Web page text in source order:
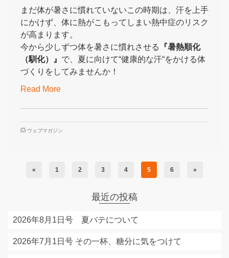
まだ体が暑さに慣れていないこの時期は、汗を上手
にかけず、体に熱がこもってしまい熱中症のリスク
が高まります。
今から少しずつ体を暑さに慣れさせる
『暑熱順化
（馴化）』 で、夏に向けて“健康的な汗“をかける体
づくりをしてみませんか！
Read More
ウェブマガジン
« 1 2 3 4 5 6 »
最近の投稿
2026年8月1日号 夏バテについて
2026年7月1日号 その一杯、糖分に気をつけて